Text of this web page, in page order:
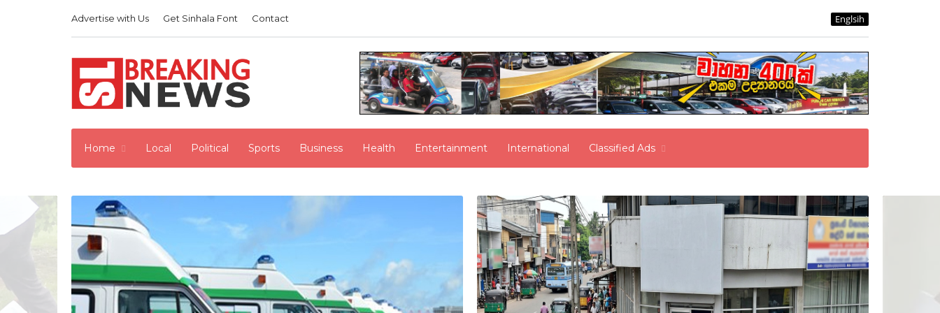
Englsih
Advertise with Us Get Sinhala Font Contact
Home Local Political Sports Business Health Entertainment International Classified Ads